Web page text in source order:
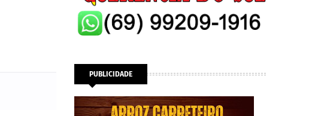
PUBLICIDADE